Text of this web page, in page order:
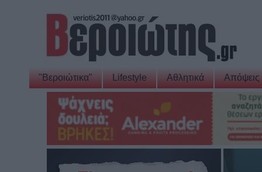
"Βεροιώτικα" Lifestyle Αθλητικά Απόψεις